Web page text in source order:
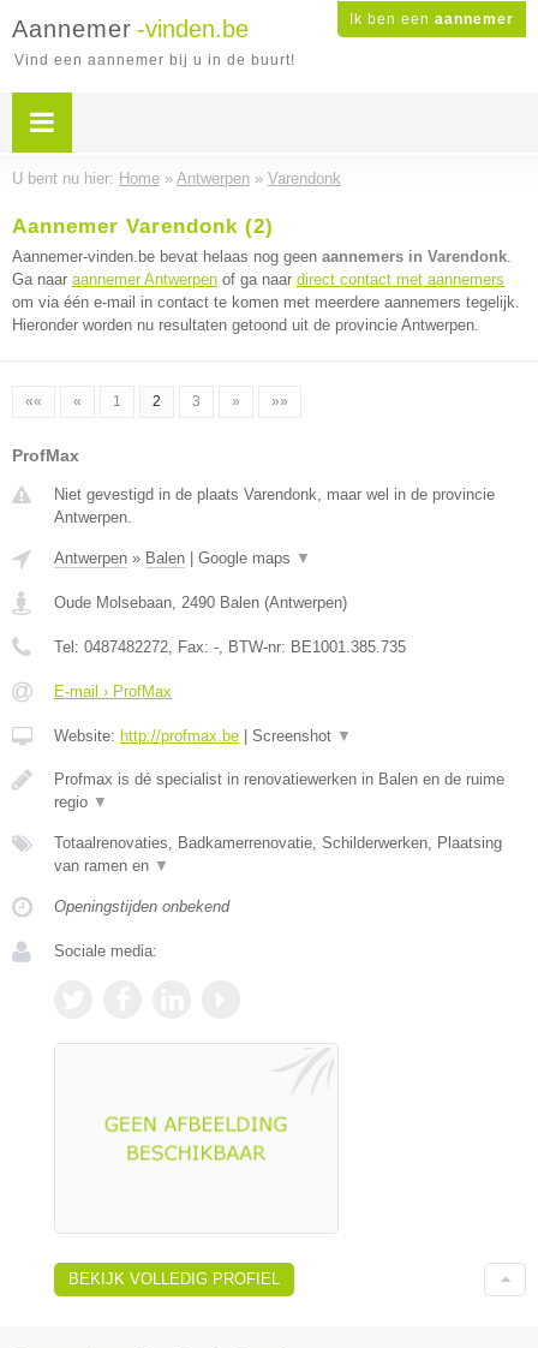
Ik ben een aannemer
Aannemer -vinden.be
Vind een aannemer bij u in de buurt!
U bent nu hier: Home » Antwerpen » Varendonk
Aannemer Varendonk (2)
Aannemer-vinden.be bevat helaas nog geen aannemers in Varendonk.
Ga naar aannemer Antwerpen of ga naar direct contact met aannemers
om via één e-mail in contact te komen met meerdere aannemers tegelijk.
Hieronder worden nu resultaten getoond uit de provincie Antwerpen.
«« « 1 2 3 » »»
ProfMax
Niet gevestigd in de plaats Varendonk, maar wel in de provincie
Antwerpen.
Antwerpen » Balen Google maps ▼
Oude Molsebaan, 2490 Balen (Antwerpen)
Tel: 0487482272, Fax: -, BTW-nr: BE1001.385.735
E-mail › ProfMax
Website: http://profmax.be Screenshot ▼
Profmax is dé specialist in renovatiewerken in Balen en de ruime
regio ▼
Totaalrenovaties, Badkamerrenovatie, Schilderwerken, Plaatsing
van ramen en ▼
Openingstijden onbekend
Sociale media:
BEKIJK VOLLEDIG PROFIEL